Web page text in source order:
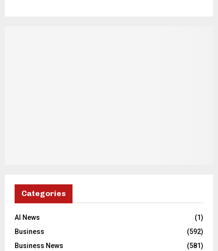
Categories
AI News
(1)
Business
(592)
Business News
(581)